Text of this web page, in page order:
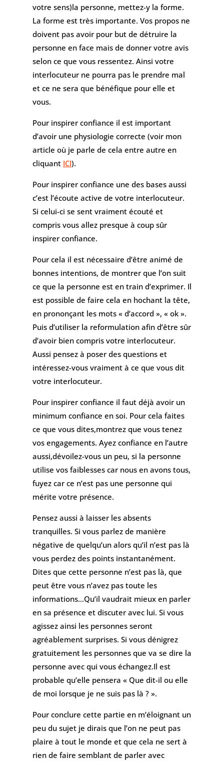
votre sens)la personne, mettez-y la forme.
La forme est très importante. Vos propos ne
doivent pas avoir pour but de détruire la
personne en face mais de donner votre avis
selon ce que vous ressentez. Ainsi votre
interlocuteur ne pourra pas le prendre mal
et ce ne sera que bénéfique pour elle et
vous.
Pour inspirer confiance il est important
d’avoir une physiologie correcte (voir mon
article où je parle de cela entre autre en
cliquant ICI).
Pour inspirer confiance une des bases aussi
c’est l’écoute active de votre interlocuteur.
Si celui-ci se sent vraiment écouté et
compris vous allez presque à coup sûr
inspirer confiance.
Pour cela il est nécessaire d’être animé de
bonnes intentions, de montrer que l’on suit
ce que la personne est en train d’exprimer. Il
est possible de faire cela en hochant la tête,
en prononçant les mots « d’accord », « ok ».
Puis d’utiliser la reformulation afin d’être sûr
d’avoir bien compris votre interlocuteur.
Aussi pensez à poser des questions et
intéressez-vous vraiment à ce que vous dit
votre interlocuteur.
Pour inspirer confiance il faut déjà avoir un
minimum confiance en soi. Pour cela faites
ce que vous dites,montrez que vous tenez
vos engagements. Ayez confiance en l’autre
aussi,dévoilez-vous un peu, si la personne
utilise vos faiblesses car nous en avons tous,
fuyez car ce n’est pas une personne qui
mérite votre présence.
Pensez aussi à laisser les absents
tranquilles. Si vous parlez de manière
négative de quelqu’un alors qu’il n’est pas là
vous perdez des points instantanément.
Dites que cette personne n’est pas là, que
peut être vous n’avez pas toute les
informations…Qu’il vaudrait mieux en parler
en sa présence et discuter avec lui. Si vous
agissez ainsi les personnes seront
agréablement surprises. Si vous dénigrez
gratuitement les personnes que va se dire la
personne avec qui vous échangez.Il est
probable qu’elle pensera « Que dit-il ou elle
de moi lorsque je ne suis pas là ? ».
Pour conclure cette partie en m’éloignant un
peu du sujet je dirais que l’on ne peut pas
plaire à tout le monde et que cela ne sert à
rien de faire semblant de parler avec